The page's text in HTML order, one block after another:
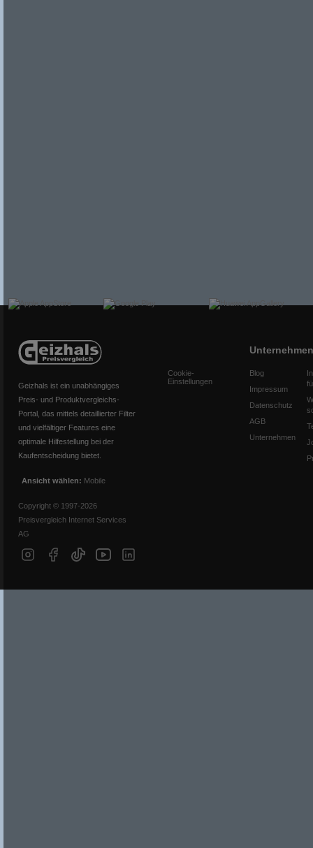
Geizhals ist ein unabhängiges
Preis- und Produktvergleichs-
Portal, das mittels detaillierter Filter
und vielfältiger Features eine
optimale Hilfestellung bei der
Kaufentscheidung bietet.
Ansicht wählen: Mobile
Copyright © 1997-2026
Preisvergleich Internet Services
AG
Cookie-
Einstellungen
Unternehmen
Blog
Impressum
Datenschutz
AGB
Unternehmen